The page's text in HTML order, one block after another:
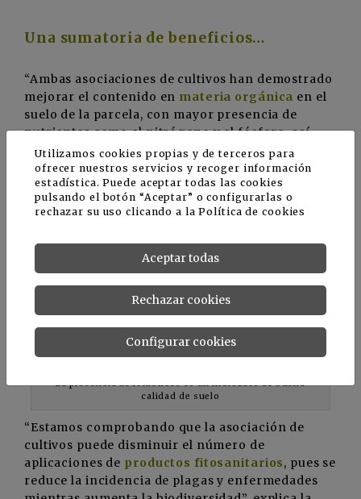
Una sumatoria de beneficios…
“Ambas asociaciones de cultivos han demostrado
mejorar el contenido en materia orgánica en el
suelo de la parcela, con mayor presencia de
nutrientes como el nitrógeno y el fósforo, así
como un incremento de las poblaciones de
microorganismos beneficiosos”, resalta la
investigadoraVirginia Sánchez.
calidad de suelo
“Estamos comprobando que la asociación de
cultivos puede disminuir el número de
aplicaciones de productos fitosanitarios, pues se
reduce la incidencia de plagas y enfermedades
Utilizamos cookies propias y de terceros para
ofrecer nuestros servicios y recoger información
estadística. Puede aceptar todas las cookies
pulsando el botón “Aceptar” o configurarlas o
rechazar su uso clicando a laPolítica de cookies
Aceptar todas
Rechazar cookies
Configurar cookies